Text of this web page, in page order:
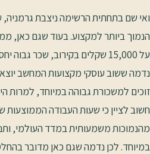
ואי שם בתחתית הרשימה ניצבת
הנמוך ביותר למקצוע. בעוד שגם כאן,
נדמה ששוב עוסקי מקצועות המחשב
זוכים למשכורת גבוהה במיוחד, למרות
חשוב לציין כי שעות העבודה הממוצעות
מהנמוכות משמעותית במדד העולמי,
במיוחד. לכן נדמה שגם כאן מדובר